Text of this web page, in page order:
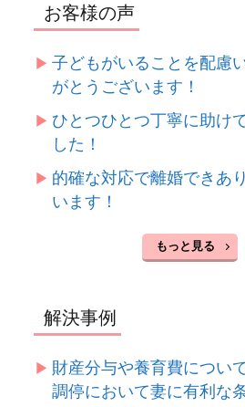
お客様の声
子どもがいることを配慮
がとうございます！
ひとつひとつ丁寧に助け
した！
的確な対応で離婚できあ
います！
もっと見る
解決事例
財産分与や養育費につい
調停において妻に有利な